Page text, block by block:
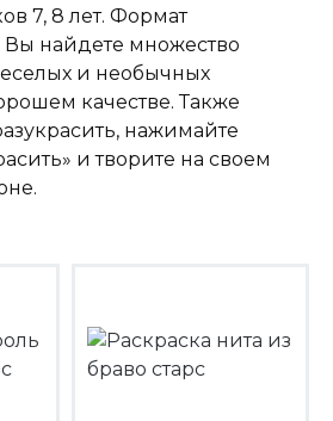
7, 8 лет. Формат
Вы найдете множество
и необычных
качестве. Также
нажимайте
и творите на своем